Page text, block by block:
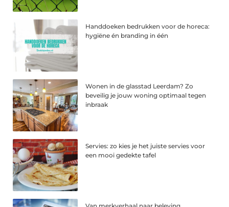
Handdoeken bedrukken voor de horeca:
hygiëne én branding in één
Wonen in de glasstad Leerdam? Zo
beveilig je jouw woning optimaal tegen
inbraak
Servies: zo kies je het juiste servies voor
een mooi gedekte tafel